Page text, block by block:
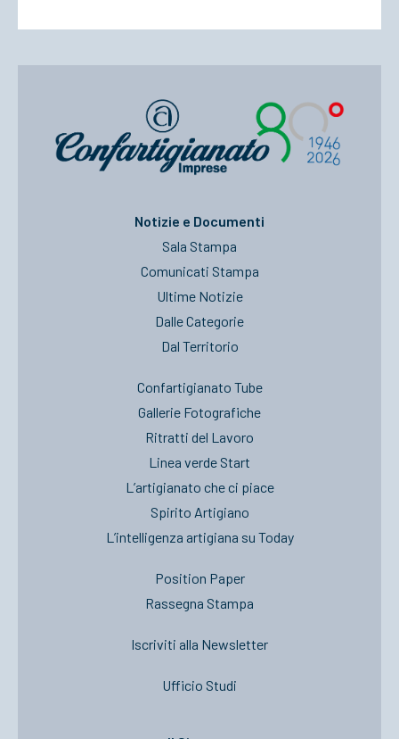
Notizie e Documenti
Sala Stampa
Comunicati Stampa
Ultime Notizie
Dalle Categorie
Dal Territorio
Confartigianato Tube
Gallerie Fotografiche
Ritratti del Lavoro
Linea verde Start
L’artigianato che ci piace
Spirito Artigiano
L’intelligenza artigiana su Today
Position Paper
Rassegna Stampa
Iscriviti alla Newsletter
Ufficio Studi